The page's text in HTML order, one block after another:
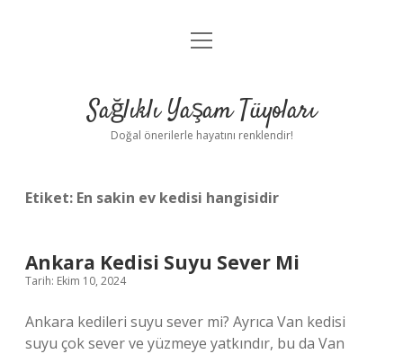
Anasayfa
Yasal Uyarı
menüyü
Sağlıklı Yaşam Tüyoları
Doğal önerilerle hayatını renklendir!
Etiket: En sakin ev kedisi hangisidir
Ankara Kedisi Suyu Sever Mi
Tarih: Ekim 10, 2024
Ankara kedileri suyu sever mi? Ayrıca Van kedisi
suyu çok sever ve yüzmeye yatkındır, bu da Van